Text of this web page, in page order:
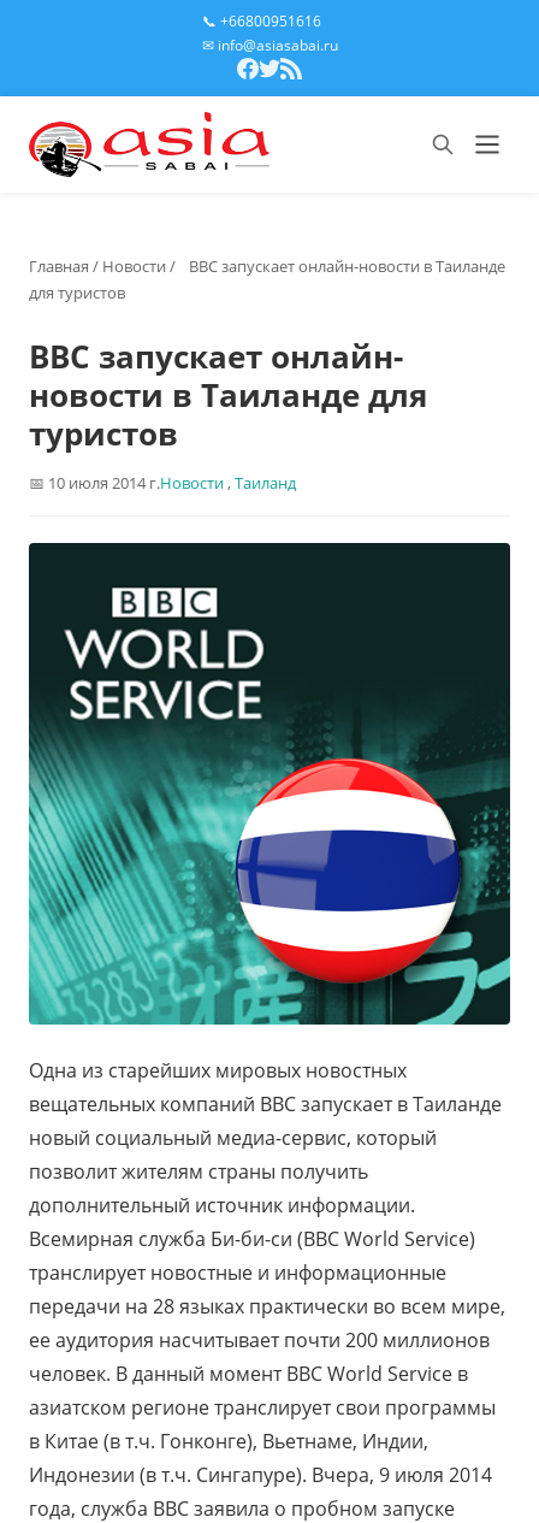
📞 +66800951616
✉ info@asiasabai.ru
Главная / Новости /
BBC запускает онлайн-новости в Таиланде
для туристов
BBC запускает онлайн-
новости в Таиланде для
туристов
10 июля 2014 г.Новости,Таиланд
Одна из старейших мировых новостных
вещательных компаний ВВС запускает в Таиланде
новый социальный медиа-сервис, который
позволит жителям страны получить
дополнительный источник информации.
Всемирная служба Би-би-си (BBC World Service)
транслирует новостные и информационные
передачи на 28 языках практически во всем мире,
ее аудитория насчитывает почти 200 миллионов
человек. В данный момент BBC World Service в
азиатском регионе транслирует свои программы
в Китае (в т.ч. Гонконге), Вьетнаме, Индии,
Индонезии (в т.ч. Сингапуре). Вчера, 9 июля 2014
года, служба ВВС заявила о пробном запуске